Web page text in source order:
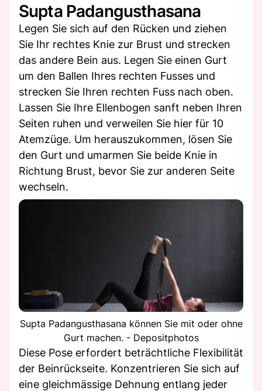
Supta Padangusthasana
Legen Sie sich auf den Rücken und ziehen
Sie Ihr rechtes Knie zur Brust und strecken
das andere Bein aus. Legen Sie einen Gurt
um den Ballen Ihres rechten Fusses und
strecken Sie Ihren rechten Fuss nach oben.
Lassen Sie Ihre Ellenbogen sanft neben Ihren
Seiten ruhen und verweilen Sie hier für 10
Atemzüge. Um herauszukommen, lösen Sie
den Gurt und umarmen Sie beide Knie in
Richtung Brust, bevor Sie zur anderen Seite
wechseln.
Supta Padangusthasana können Sie mit oder ohne
Gurt machen. - Depositphotos
Diese Pose erfordert beträchtliche Flexibilität
der Beinrückseite. Konzentrieren Sie sich auf
eine gleichmässige Dehnung entlang jeder